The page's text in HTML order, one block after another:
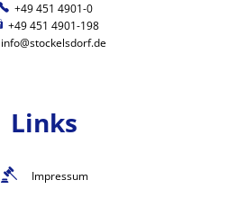
+49 451 4901-0
+49 451 4901-198
info@stockelsdorf.de
Links
Impressum